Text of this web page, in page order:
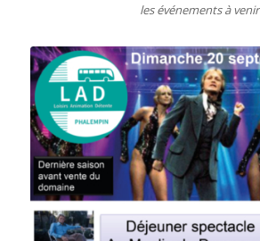
les événements à venir